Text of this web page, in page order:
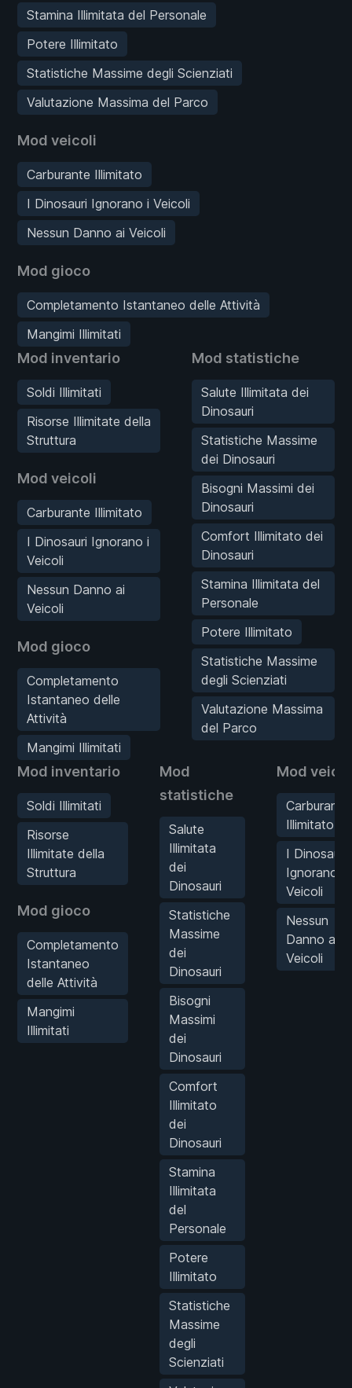
Stamina Illimitata del Personale
Potere Illimitato
Statistiche Massime degli Scienziati
Valutazione Massima del Parco
Mod veicoli
Carburante Illimitato
I Dinosauri Ignorano i Veicoli
Nessun Danno ai Veicoli
Mod gioco
Completamento Istantaneo delle Attività
Mangimi Illimitati
Mod inventario
Soldi Illimitati
Risorse Illimitate della
Struttura
Mod veicoli
Carburante Illimitato
I Dinosauri Ignorano i
Veicoli
Nessun Danno ai
Veicoli
Mod gioco
Completamento
Istantaneo delle
Attività
Mangimi Illimitati
Mod statistiche
Salute Illimitata dei
Dinosauri
Statistiche Massime
dei Dinosauri
Bisogni Massimi dei
Dinosauri
Comfort Illimitato dei
Dinosauri
Stamina Illimitata del
Personale
Potere Illimitato
Statistiche Massime
degli Scienziati
Valutazione Massima
del Parco
Mod inventario
Soldi Illimitati
Risorse
Illimitate della
Struttura
Mod gioco
Completamento
Istantaneo
delle Attività
Mangimi
Illimitati
Mod
statistiche
Salute
Illimitata
dei
Dinosauri
Statistiche
Massime
dei
Dinosauri
Bisogni
Massimi
dei
Dinosauri
Comfort
Illimitato
dei
Dinosauri
Stamina
Illimitata
del
Personale
Potere
Illimitato
Statistiche
Massime
degli
Scienziati
Mod
Carburante
Illimitato
I Dinosauri
Ignorano i
Veicoli
Nessun
Danno ai
Veicoli